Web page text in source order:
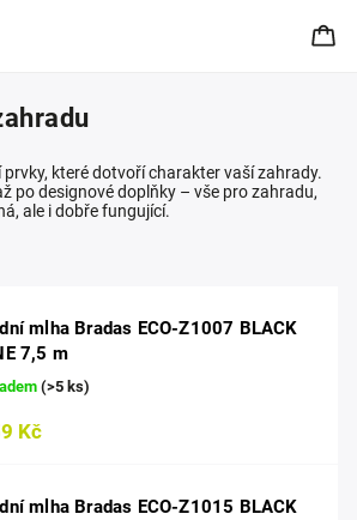
které dotvoří charakter vaší zahrady.
po designové doplňky – vše pro zahradu,
ale i dobře fungující.
mlha Bradas ECO-Z1007 BLACK
7,5 m
(>5 ks)
Kč
mlha Bradas ECO-Z1015 BLACK